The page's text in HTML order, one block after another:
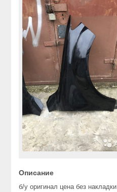
Описание
б/у оригинал цена без накладки